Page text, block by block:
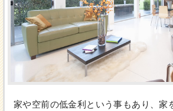
家や空前の低金利という事もあり、家